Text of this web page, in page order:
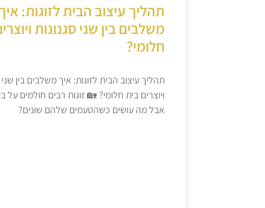
תהליך עיצוב הבית לזוגות: איך
משלבים בין שני סגנונות
חלומי?
תהליך עיצוב הבית לזוגות: איך משלבים בין שני
ויוצרים בית חלומי? 🏡 זוגות רבים חולמים על
אבל מה עושים כשהטעמים שלהם שונים?